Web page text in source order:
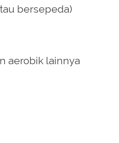
bersepeda)
aerobik lainnya